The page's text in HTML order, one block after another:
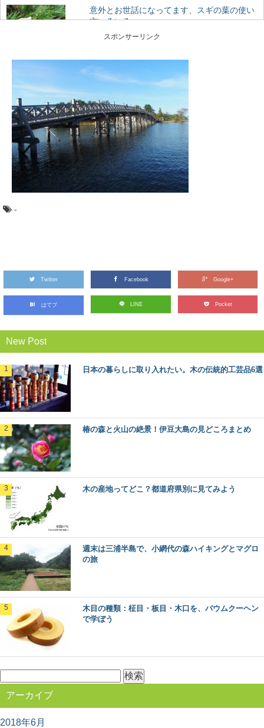
意外とお世話になってます、スギの葉の使い
方いろいろ
も身近な木、スギ。 じつは木材だけでなく、そ...
週末は三浦半島で、小網代の森ハイキングと
マグロの旅
都心から近く、多くの人がマグロを食べに訪れる観光
地、神奈川県の三浦半島。 ここには、貴重な自然...
高野山の林業を代表する「高野六木」とは
日本のブランド木材には、○○杉といった1つの樹種だけで
なく、地域を代表するいくつかの樹種がセットで地...
ミズナラとコナラ：知っておきたい日本の木
材～特徴と物語～
木の曲げわっぱお弁当箱を使うメリットと注
日本人なら知っておきたい日本の木材をご紹介するシリ
ーズ。 今回は、日本の広葉樹の代表格とも言える「...
スポンサーリンク
-
Twitter Facebook Google+
はてブ LINE Pocket
New Post
日本の暮らしに取り入れたい。木の伝統的工芸品6選
椿の森と火山の絶景！伊豆大島の見どころまとめ
木の産地ってどこ？都道府県別に見てみよう
週末は三浦半島で、小網代の森ハイキングとマグロ
の旅
木目の種類：柾目・板目・木口を、バウムクーヘン
で学ぼう
索:
アーカイブ
2018年6月